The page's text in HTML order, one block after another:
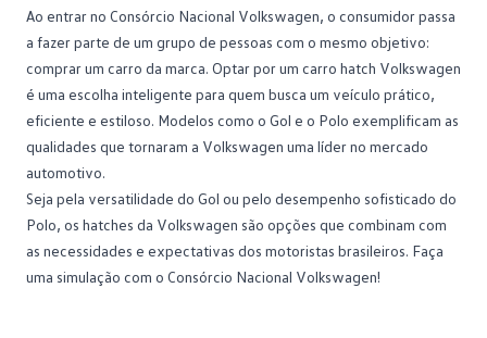
Ao entrar no Consórcio Nacional Volkswagen, o consumidor passa
a fazer parte de um grupo de pessoas com o mesmo objetivo:
comprar um carro da marca. Optar por um carro hatch Volkswagen
é uma escolha inteligente para quem busca um veículo prático,
eficiente e estiloso. Modelos como o Gol e o Polo exemplificam as
qualidades que tornaram a Volkswagen uma líder no mercado
automotivo.
Seja pela versatilidade do Gol ou pelo desempenho sofisticado do
Polo, os hatches da Volkswagen são opções que combinam com
as necessidades e expectativas dos motoristas brasileiros. Faça
uma simulação com o Consórcio Nacional Volkswagen!